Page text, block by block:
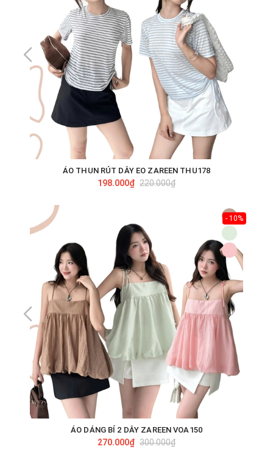
ÁO THUN RÚT DÂY EO ZAREEN THU178
198.000₫ 220.000₫
- 10%
ÁO DÁNG BÍ 2 DÂY ZAREEN VOA150
270.000₫ 300.000₫